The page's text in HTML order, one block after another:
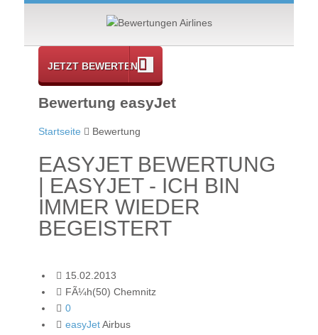
JETZT BEWERTEN
Bewertung easyJet
Startseite Bewertung
EASYJET BEWERTUNG
| EASYJET - ICH BIN
IMMER WIEDER
BEGEISTERT
15.02.2013
FÃ¼h(50) Chemnitz
0
easyJetAirbus